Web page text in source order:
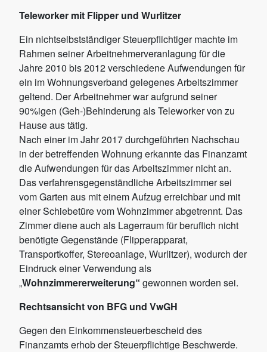
Teleworker mit Flipper und Wurlitzer
Ein nichtselbstständiger Steuerpflichtiger machte im
Rahmen seiner Arbeitnehmerveranlagung für die
Jahre 2010 bis 2012 verschiedene Aufwendungen für
ein im Wohnungsverband gelegenes Arbeitszimmer
geltend. Der Arbeitnehmer war aufgrund seiner
90%igen (Geh-)Behinderung als Teleworker von zu
Hause aus tätig.
Nach einer im Jahr 2017 durchgeführten Nachschau
in der betreffenden Wohnung erkannte das Finanzamt
die Aufwendungen für das Arbeitszimmer nicht an.
Das verfahrensgegenständliche Arbeitszimmer sei
vom Garten aus mit einem Aufzug erreichbar und mit
einer Schiebetüre vom Wohnzimmer abgetrennt. Das
Zimmer diene auch als Lagerraum für beruflich nicht
benötigte Gegenstände (Flipperapparat,
Transportkoffer, Stereoanlage, Wurlitzer), wodurch der
Eindruck einer Verwendung als
„Wohnzimmererweiterung“ gewonnen worden sei.
Rechtsansicht von BFG und VwGH
Gegen den Einkommensteuerbescheid des
Finanzamts erhob der Steuerpflichtige Beschwerde.